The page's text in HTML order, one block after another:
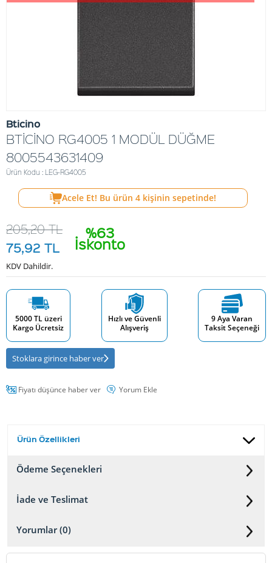
Bticino
BTİCİNO RG4005 1 MODÜL DÜĞME
8005543631409
Ürün Kodu : LEG-RG4005
Acele Et! Bu ürün 4 kişinin sepetinde!
%63
İskonto
205,20TL
75,92 TL
KDV Dahildir.
5000 TL üzeri
Kargo Ücretsiz
Hızlı ve Güvenli
Alışveriş
9 Aya Varan
Taksit Seçeneği
Stoklara girince haber ver
Fiyatı düşünce haber ver Yorum Ekle
Ürün Özellikleri
Ödeme Seçenekleri
İade ve Teslimat
Yorumlar (0)